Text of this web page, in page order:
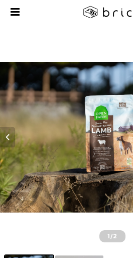
1/2